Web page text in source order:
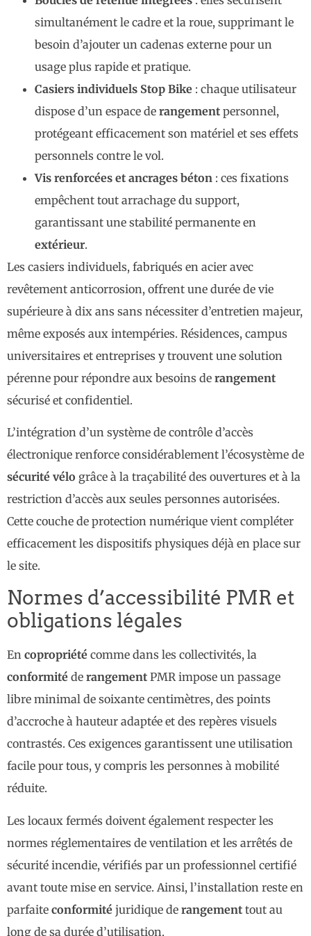
simultanément le cadre et la roue, supprimant le
besoin d’ajouter un cadenas externe pour un
usage plus rapide et pratique.
Casiers individuels Stop Bike : chaque utilisateur
dispose d’un espace de rangement personnel,
protégeant efficacement son matériel et ses effets
personnels contre le vol.
Vis renforcées et ancrages béton : ces fixations
empêchent tout arrachage du support,
garantissant une stabilité permanente en
extérieur.
Les casiers individuels, fabriqués en acier avec
revêtement anticorrosion, offrent une durée de vie
supérieure à dix ans sans nécessiter d’entretien majeur,
même exposés aux intempéries. Résidences, campus
universitaires et entreprises y trouvent une solution
pérenne pour répondre aux besoins de rangement
sécurisé et confidentiel.
L’intégration d’un système de contrôle d’accès
électronique renforce considérablement l’écosystème de
sécurité vélo grâce à la traçabilité des ouvertures et à la
restriction d’accès aux seules personnes autorisées.
Cette couche de protection numérique vient compléter
efficacement les dispositifs physiques déjà en place sur
le site.
Normes d’accessibilité PMR et
obligations légales
En copropriété comme dans les collectivités, la
conformité de rangement PMR impose un passage
libre minimal de soixante centimètres, des points
d’accroche à hauteur adaptée et des repères visuels
contrastés. Ces exigences garantissent une utilisation
facile pour tous, y compris les personnes à mobilité
réduite.
Les locaux fermés doivent également respecter les
normes réglementaires de ventilation et les arrêtés de
sécurité incendie, vérifiés par un professionnel certifié
avant toute mise en service. Ainsi, l’installation reste en
parfaite conformité juridique de rangement tout au
long de sa durée d’utilisation.